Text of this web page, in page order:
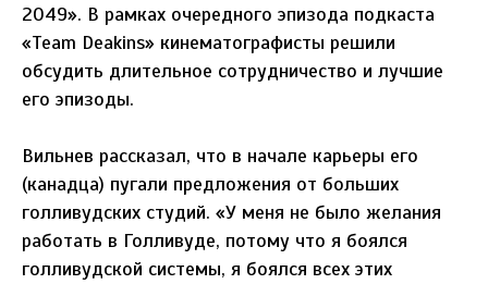
2049». В рамках очередного эпизода подкаста
«Team Deakins» кинематографисты решили
обсудить длительное сотрудничество и лучшие
его эпизоды.
Вильнев рассказал, что в начале карьеры его
(канадца) пугали предложения от больших
голливудских студий. «У меня не было желания
работать в Голливуде, потому что я боялся
голливудской системы, я боялся всех этих